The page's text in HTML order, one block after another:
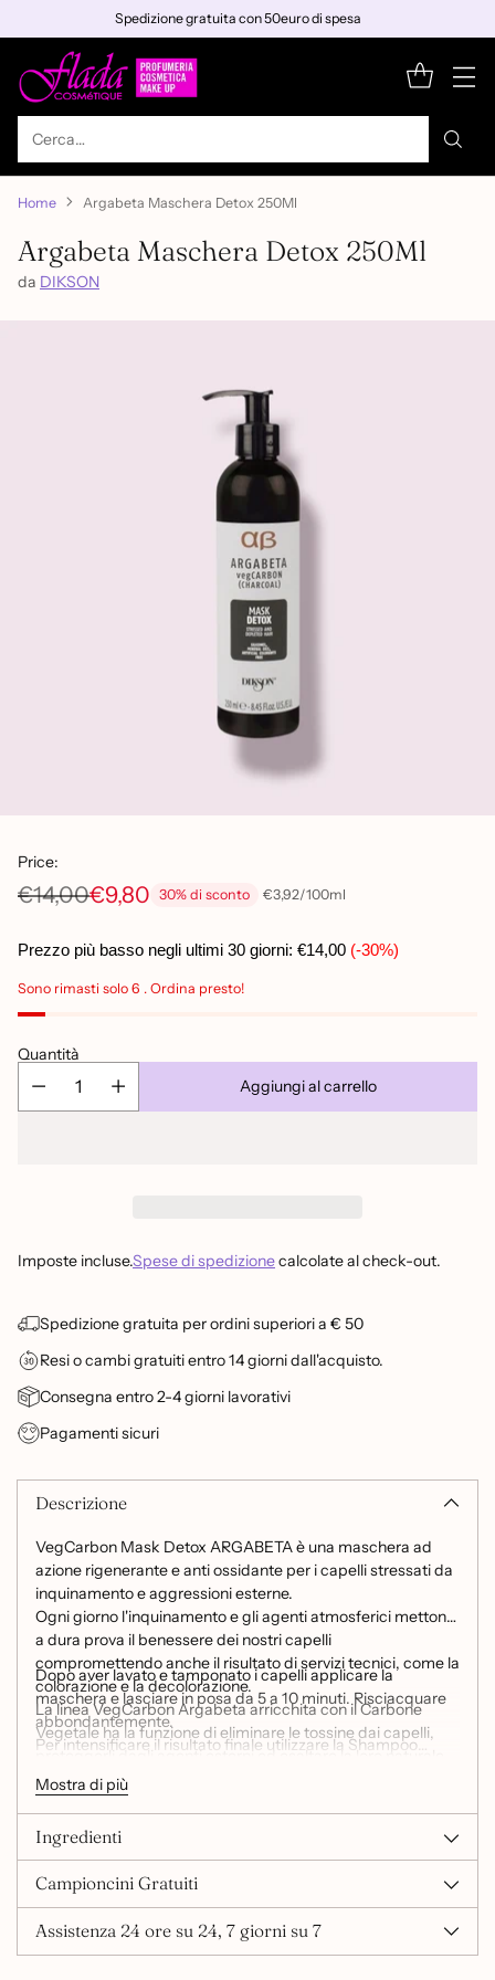
Spedizione gratuita con 50euro di spesa
Cerca…
Home Argabeta Maschera Detox 250Ml
Argabeta Maschera Detox 250Ml
da DIKSON
Price:
Prezzo
di
listino
€14,00€9,80 30% di sconto
Prezzo
€3,92/
per 100ml
Prezzo più basso negli ultimi 30 giorni: €14,00 (-30%)
Sono rimasti solo 6 . Ordina presto!
Quantità
Aggiungi al carrello
Imposte incluse.Spese di spedizionecalcolate al check-out.
Spedizione gratuita per ordini superiori a € 50
Resi o cambi gratuiti entro 14 giorni dall'acquisto.
Consegna entro 2-4 giorni lavorativi
Pagamenti sicuri
Descrizione
VegCarbon Mask Detox ARGABETA è una maschera ad
azione rigenerante e anti ossidante per i capelli stressati da
inquinamento e aggressioni esterne.
Ogni giorno l'inquinamento e gli agenti atmosferici mettono
a dura prova il benessere dei nostri capelli
compromettendo anche il risultato di servizi tecnici, come la
colorazione e la decolorazione.
La linea VegCarbon Argabeta arricchita con il Carbone
Vegetale ha la funzione di eliminare le tossine dai capelli,
proteggerli dagli agenti esterni ed esaltare la loro naturale
purezza e vitalità.
La sua formula è arricchita con:
Il carbone vegetale: è una polvere porosa dalle proprietà
assorbenti, disintossicanti e purificanti. Elimina i residui di
sostanze inquinanti e le tossine. Il carbone vegetale
derivare dalla deforestazione di foreste pluviali.
Dopo aver lavato e tamponato i capelli applicare la
maschera e lasciare in posa da 5 a 10 minuti. Risciacquare
abbondantemente.
Per intensificare il risultato finale utilizzare la Shampoo
250ml
Mostra di più
Ingredienti
Campioncini Gratuiti
Assistenza 24 ore su 24, 7 giorni su 7